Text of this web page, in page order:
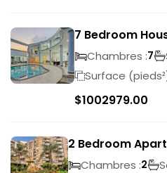
7 Bedroom
Golf Estate
Chambres :7
Surface
$1002979.00
2 Bedroom
Pretoria Central
Chambres :2